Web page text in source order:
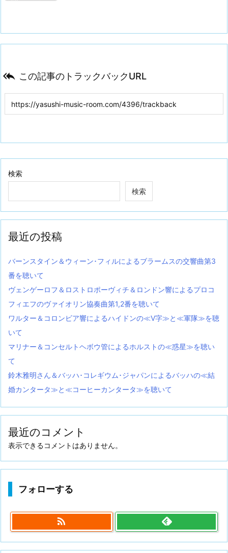
 この記事のトラックバックURL
検索
検索
最近の投稿
バーンスタイン＆ウィーン･フィルによるブラームスの交響曲第3
番を聴いて
ヴェンゲーロフ＆ロストロポーヴィチ＆ロンドン響によるプロコ
フィエフのヴァイオリン協奏曲第1,2番を聴いて
ワルター＆コロンビア響によるハイドンの≪V字≫と≪軍隊≫を聴
いて
マリナー＆コンセルトヘボウ管によるホルストの≪惑星≫を聴い
て
鈴木雅明さん＆バッハ･コレギウム･ジャパンによるバッハの≪結
婚カンタータ≫と≪コーヒーカンタータ≫を聴いて
最近のコメント
表示できるコメントはありません。
フォローする
